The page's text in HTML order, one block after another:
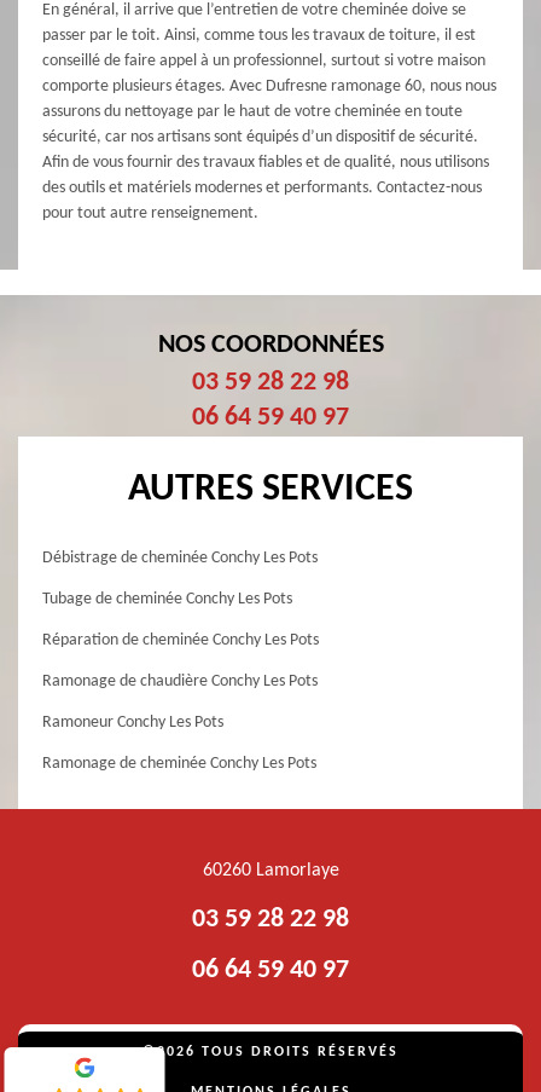
En général, il arrive que l’entretien de votre cheminée doive se
passer par le toit. Ainsi, comme tous les travaux de toiture, il est
conseillé de faire appel à un professionnel, surtout si votre maison
comporte plusieurs étages. Avec Dufresne ramonage 60, nous nous
assurons du nettoyage par le haut de votre cheminée en toute
sécurité, car nos artisans sont équipés d’un dispositif de sécurité.
Afin de vous fournir des travaux fiables et de qualité, nous utilisons
des outils et matériels modernes et performants. Contactez-nous
pour tout autre renseignement.
NOS COORDONNÉES
03 59 28 22 98
06 64 59 40 97
AUTRES SERVICES
Débistrage de cheminée Conchy Les Pots
Tubage de cheminée Conchy Les Pots
Réparation de cheminée Conchy Les Pots
Ramonage de chaudière Conchy Les Pots
Ramoneur Conchy Les Pots
Ramonage de cheminée Conchy Les Pots
60260 Lamorlaye
03 59 28 22 98
06 64 59 40 97
©2026 TOUS DROITS RÉSERVÉS